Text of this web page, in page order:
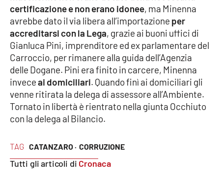
PROGETTI
SPECIALI
Buona Sanità Calabria
LA
CALABRIAVISIONE
Destinazioni
Eventi
Food
TAG CATANZARO · CORRUZIONE
Tutti gli articoli di Cronaca
certificazione e non erano idonee, ma Minenna
avrebbe dato il via libera all’importazione per
accreditarsi con la Lega, grazie ai buoni uffici di
Gianluca Pini, imprenditore ed ex parlamentare del
Carroccio, per rimanere alla guida dell’Agenzia
delle Dogane. Pini era finito in carcere, Minenna
inveceai domiciliari. Quando finì ai domiciliari gli
venne ritirata la delega di assessore all’Ambiente.
Tornato in libertà è rientrato nella giunta Occhiuto
con la delega al Bilancio.